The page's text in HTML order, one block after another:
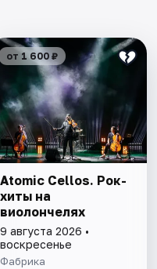
от 1 600 ₽
Atomic Cellos. Рок-
хиты на
виолончелях
9 августа 2026 •
воскресенье
Фабрика